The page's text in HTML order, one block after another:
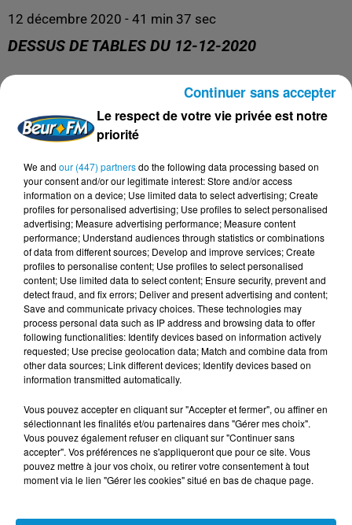
12 décembre 2020 - 41 min 37 sec
DESSUS DE TABLES DU 12-12-2020
Dessus de Tables du 12-12-2020
DERNIERS PODCASTS
24 juillet 2026
Les Zinformés - 24/07/26
23 juillet 2026
Les Zinformés - 23/07/26
Le respect de votre vie privée est notre
priorité
We and our (447) partnersdo the following data processing based on
your consent and/or our legitimate interest: Store and/or access
information on a device; Use limited data to select advertising; Create
profiles for personalised advertising; Use profiles to select personalised
advertising; Measure advertising performance; Measure content
performance; Understand audiences through statistics or combinations
of data from different sources; Develop and improve services; Create
profiles to personalise content; Use profiles to select personalised
content; Use limited data to select content; Ensure security, prevent and
detect fraud, and fix errors; Deliver and present advertising and content;
Save and communicate privacy choices. These technologies may
process personal data such as IP address and browsing data to offer
following functionalities: Identify devices based on information actively
requested; Use precise geolocation data; Match and combine data from
other data sources; Link different devices; Identify devices based on
information transmitted automatically.
Vous pouvez accepter en cliquant sur "Accepter et fermer", ou affiner en
sélectionnant les finalités et/ou partenaires dans "Gérer mes choix".
Vous pouvez également refuser en cliquant sur "Continuer sans
accepter". Vos préférences ne s'appliqueront que pour ce site. Vous
pouvez mettre à jour vos choix, ou retirer votre consentement à tout
moment via le lien "Gérer les cookies" situé en bas de chaque page.
Continuer sans accepter